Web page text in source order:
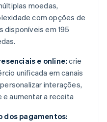
moedas,
com opções de
disponíveis em 195
e online:crie
unificada em canais
interações,
aumentar a receita
dos pagamentos: